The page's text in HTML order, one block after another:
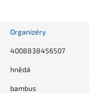
Organizéry
4008838456507
hnědá
bambus